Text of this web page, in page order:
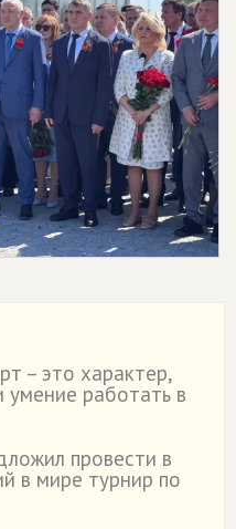
– это характер,
умение работать в
провести в
в мире турнир по